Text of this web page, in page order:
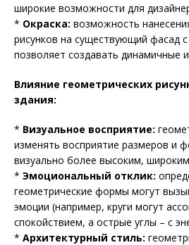
широкие возможности для
* Окраска: возможность
рисунков на существующий фасад
позволяет создавать динамичные
Влияние геометрических
здания:
* Визуальное восприятие:
изменять восприятие размеров и
визуально более высоким,
* Эмоциональный отклик:
геометрические формы могут
эмоции (например, круги могут
спокойствием, а острые углы – с
* Архитектурный стиль: